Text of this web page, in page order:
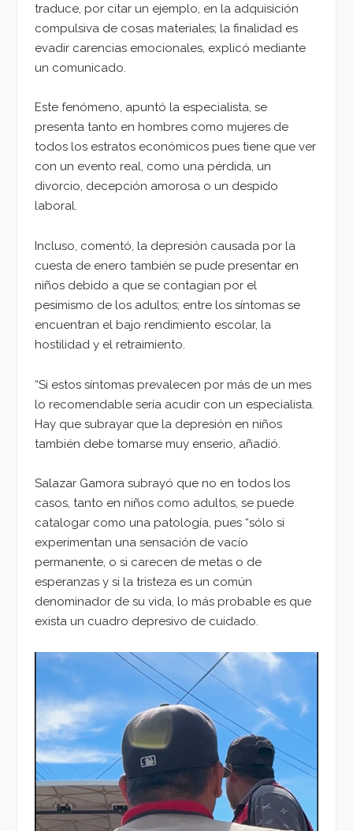
traduce, por citar un ejemplo, en la adquisición
compulsiva de cosas materiales; la finalidad es
evadir carencias emocionales, explicó mediante
un comunicado.
Este fenómeno, apuntó la especialista, se
presenta tanto en hombres como mujeres de
todos los estratos económicos pues tiene que ver
con un evento real, como una pérdida, un
divorcio, decepción amorosa o un despido
laboral.
Incluso, comentó, la depresión causada por la
cuesta de enero también se pude presentar en
niños debido a que se contagian por el
pesimismo de los adultos; entre los síntomas se
encuentran el bajo rendimiento escolar, la
hostilidad y el retraimiento.
“Si estos síntomas prevalecen por más de un mes
lo recomendable sería acudir con un especialista.
Hay que subrayar que la depresión en niños
también debe tomarse muy enserio, añadió.
Salazar Gamora subrayó que no en todos los
casos, tanto en niños como adultos, se puede
catalogar como una patología, pues “sólo si
experimentan una sensación de vacío
permanente, o si carecen de metas o de
esperanzas y si la tristeza es un común
denominador de su vida, lo más probable es que
exista un cuadro depresivo de cuidado.
Reproductor
vídeo